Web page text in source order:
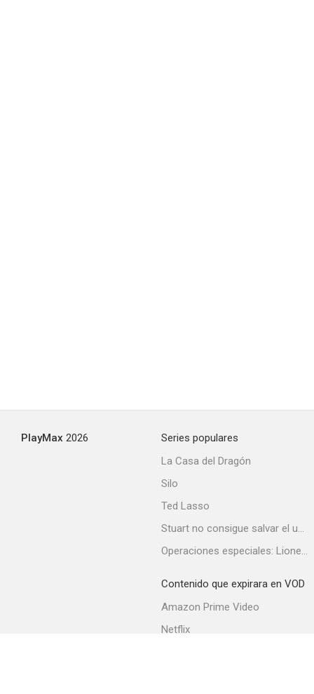
PlayMax 2026
Series populares
La Casa del Dragón
Silo
Ted Lasso
Stuart no consigue salvar el universo
Operaciones especiales: Lioness
Contenido que expirara en VOD
Amazon Prime Video
Netflix